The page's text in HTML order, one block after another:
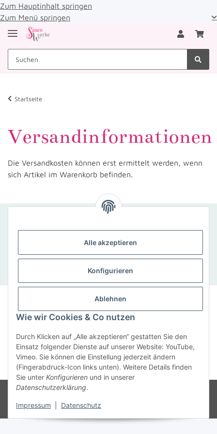
Zum Hauptinhalt springen
Zum Menü springen
Alle akzeptieren
Konfigurieren
Ablehnen
Wie wir Cookies & Co nutzen
Durch Klicken auf „Alle akzeptieren“ gestatten Sie den
Einsatz folgender Dienste auf unserer Website: YouTube,
Vimeo. Sie können die Einstellung jederzeit ändern
(Fingerabdruck-Icon links unten). Weitere Details finden
Sie unter Konfigurieren und in unserer
Datenschutzerklärung.
Impressum Datenschutz
Startseite
Versandinformationen
Die Versandkosten können erst ermittelt werden, wenn
sich Artikel im Warenkorb befinden.
SaxenWerke, Sandra Eckelmann, Bad-Lausicker-
Tel: 034345/ 920 71
Datenschutz|Cookie-Richtlinie
© SaxenWerke 2019
Vertrag widerrufen
* Alle Preise inkl. gesetzlicher USt., zzgl.
Powered by